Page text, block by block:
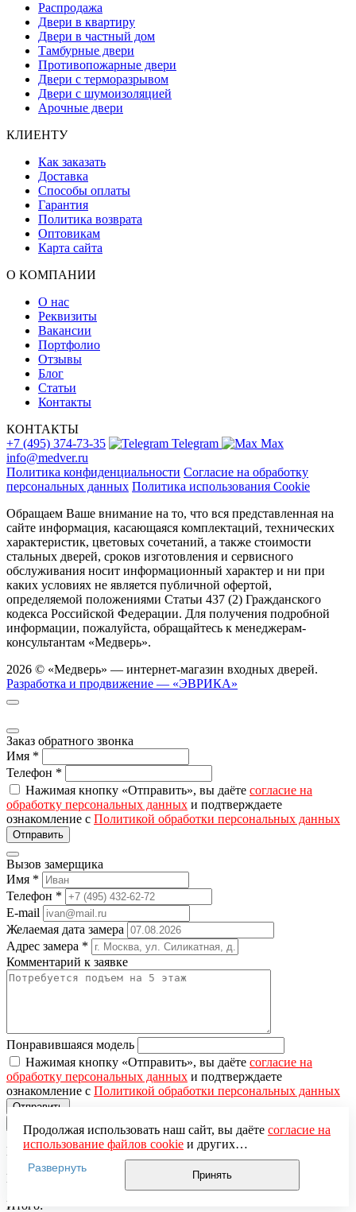
Распродажа
Двери в квартиру
Двери в частный дом
Тамбурные двери
Противопожарные двери
Двери с терморазрывом
Двери с шумоизоляцией
Арочные двери
КЛИЕНТУ
Как заказать
Доставка
Способы оплаты
Гарантия
Политика возврата
Оптовикам
Карта сайта
О КОМПАНИИ
О нас
Реквизиты
Вакансии
Портфолио
Отзывы
Блог
Статьи
Контакты
КОНТАКТЫ
+7 (495) 374-73-35
Telegram
Max
info@medver.ru
Политика конфиденциальности Согласие на обработку
персональных данных Политика использования Cookie
Обращаем Ваше внимание на то, что вся представленная на
сайте информация, касающаяся комплектаций, технических
характеристик, цветовых сочетаний, а также стоимости
стальных дверей, сроков изготовления и сервисного
обслуживания носит информационный характер и ни при
каких условиях не является публичной офертой,
определяемой положениями Статьи 437 (2) Гражданского
кодекса Российской Федерации. Для получения подробной
информации, пожалуйста, обращайтесь к менеджерам-
консультантам «Медверь».
2026 © «Медверь» — интернет-магазин входных дверей.
Разработка и продвижение — «ЭВРИКА»
Заказ обратного звонка
Имя *
Телефон *
Нажимая кнопку «Отправить», вы даёте согласие на
обработку персональных данных и подтверждаете
ознакомление с Политикой обработки персональных данных
Вызов замерщика
Имя *
Телефон *
E-mail
Желаемая дата замера
Адрес замера *
Комментарий к заявке
Понравившаяся модель
Нажимая кнопку «Отправить», вы даёте согласие на
обработку персональных данных и подтверждаете
ознакомление с Политикой обработки персональных данных
Продолжая использовать наш сайт, вы даёте согласие на
использование файлов cookieи других
пользовательских данных (включая IP-адрес, сведения о
местоположении, устройстве, действиях на сайте и т. п.)
для функционирования сайта, проведения
Развернуть
Принять
Вы добавили в корзину
Цена за единицу:
Итого: